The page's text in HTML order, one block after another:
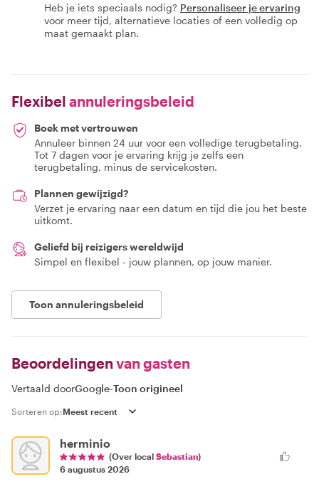
Heb je iets speciaals nodig? Personaliseer je ervaring
voor meer tijd, alternatieve locaties of een volledig op
maat gemaakt plan.
Flexibel annuleringsbeleid
Boek met vertrouwen
Annuleer binnen 24 uur voor een volledige terugbetaling.
Tot 7 dagen voor je ervaring krijg je zelfs een
terugbetaling, minus de servicekosten.
Plannen gewijzigd?
Verzet je ervaring naar een datum en tijd die jou het beste
uitkomt.
Geliefd bij reizigers wereldwijd
Simpel en flexibel - jouw plannen, op jouw manier.
Toon annuleringsbeleid
Beoordelingen van gasten
Vertaald doorGoogle-Toon origineel
Sorteren op:
herminio
(Over local Sebastian)
6 augustus 2026